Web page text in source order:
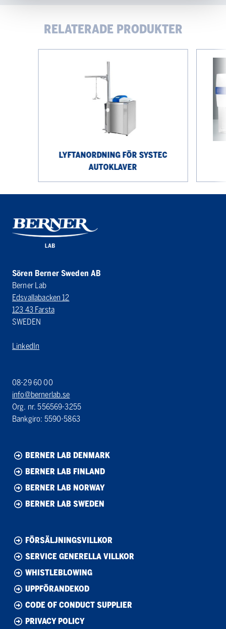
RELATERADE PRODUKTER
LYFTANORDNING FÖR SYSTEC
AUTOKLAVER
Sören Berner Sweden AB
Berner Lab
Edsvallabacken 12
123 43 Farsta
SWEDEN
LinkedIn
08-29 60 00
info@bernerlab.se
Org. nr. 556569-3255
Bankgiro: 5590-5863
BERNER LAB DENMARK
BERNER LAB FINLAND
BERNER LAB NORWAY
BERNER LAB SWEDEN
FÖRSÄLJNINGSVILLKOR
SERVICE GENERELLA VILLKOR
WHISTLEBLOWING
UPPFÖRANDEKOD
CODE OF CONDUCT SUPPLIER
PRIVACY POLICY